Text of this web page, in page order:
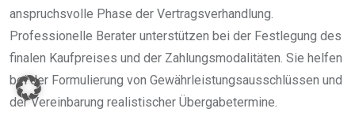
anspruchsvolle Phase der Vertragsverhandlung.
Professionelle Berater unterstützen bei der Festlegung des
finalen Kaufpreises und der Zahlungsmodalitäten. Sie helfen
bei der Formulierung von Gewährleistungsausschlüssen und
der Vereinbarung realistischer Übergabetermine.